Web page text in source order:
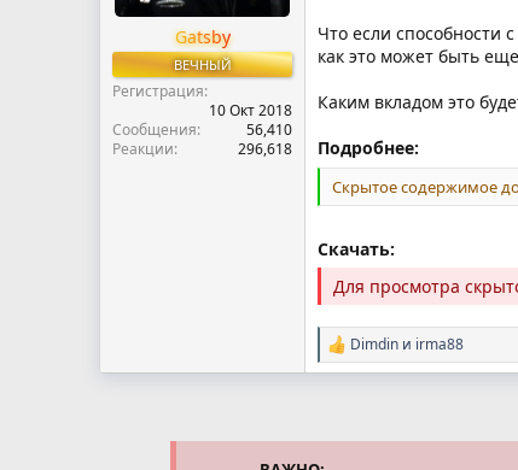
Gatsby
ВЕЧНЫЙ
Регистрация
10 Окт 2018
Сообщения
56,410
Реакции
296,618
Что если способности
как это может быть
Каким вкладом это
Подробнее:
Скрытое содержимое
Скачать:
Для просмотра
Р
е
и
Dimdin и irma88